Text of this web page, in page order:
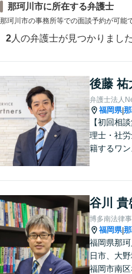
那珂川市に所在する弁護士
那珂川市の事務所等での面談予約が可能
2 人の弁護士が見つかりました
後藤 祐
弁護士法人
福岡県|
【初回相
理士・社
籍するワ
等複数士業
件を一括
プクラス
谷川 貴
博多南法律
福岡県|
福岡県那
日市、大
福岡市南区